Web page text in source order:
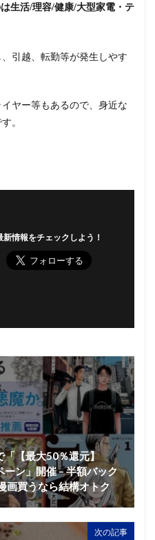
生活/理容/健康/大型家電・テ
引越、転勤等が発生しやす
ヤー等もあるので、身近な
。
新情報をチェックしよう！
【最大50％還元】
ン」開催 – 半額バック
画買うなら結構オトク
次の記事